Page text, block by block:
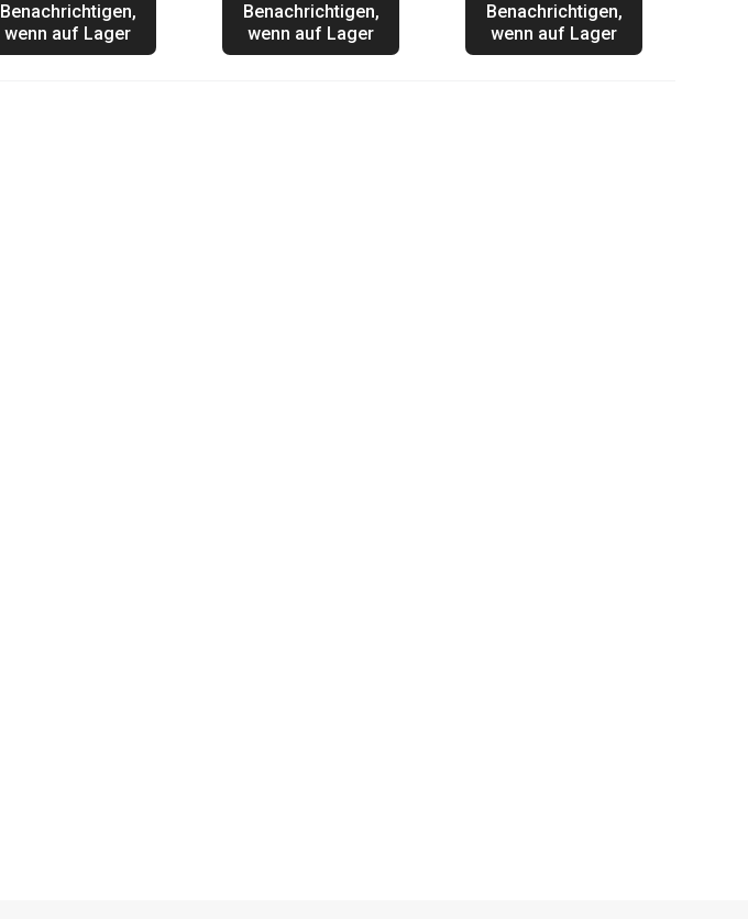
Benachrichtigen,
wenn auf Lager
Benachrichtigen,
wenn auf Lager
Benachrichtigen,
wenn auf Lager